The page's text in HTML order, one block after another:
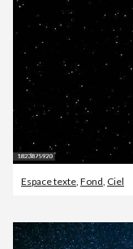
Espace texte Fond Ciel